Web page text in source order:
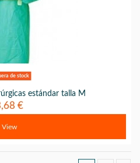
de stock
estándar talla M
€
View